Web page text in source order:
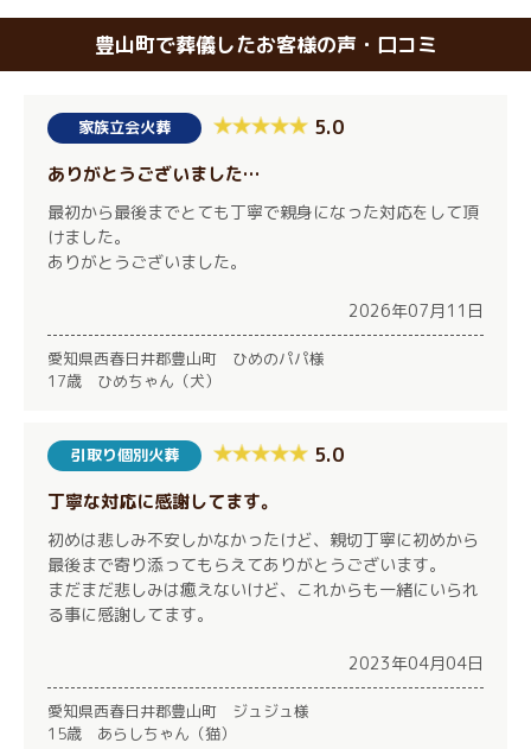
豊山町で葬儀したお客様の声・口コミ
家族立会火葬 5.0
ありがとうございました…
最初から最後までとても丁寧で親身になった対応をして頂
けました。
ありがとうございました。
2026年07月11日
愛知県西春日井郡豊山町 ひめのパパ様
17歳 ひめちゃん（犬）
引取り個別火葬 5.0
丁寧な対応に感謝してます。
初めは悲しみ不安しかなかったけど、親切丁寧に初めから
最後まで寄り添ってもらえてありがとうございます。
まだまだ悲しみは癒えないけど、これからも一緒にいられ
る事に感謝してます。
2023年04月04日
愛知県西春日井郡豊山町 ジュジュ様
15歳 あらしちゃん（猫）